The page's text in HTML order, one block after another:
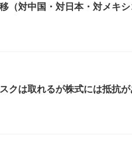
（対中国・対日本・対メキシ
クは取れるが株式には抵抗